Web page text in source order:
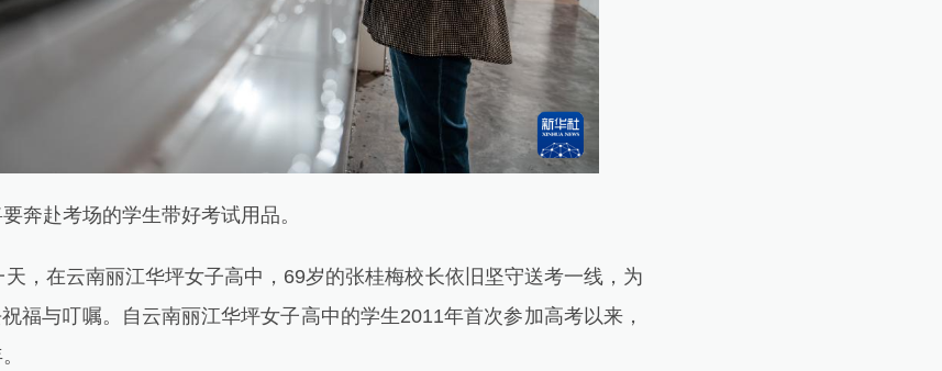
赴考场的学生带好考试用品。
在云南丽江华坪女子高中，69岁的张桂梅校长依旧坚守送考一线，为
福与叮嘱。自云南丽江华坪女子高中的学生2011年首次参加高考以来，